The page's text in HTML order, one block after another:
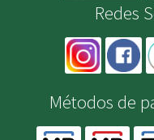
Redes
Métodos de